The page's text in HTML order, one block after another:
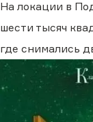
На локации в
шести тысяч
где снимались